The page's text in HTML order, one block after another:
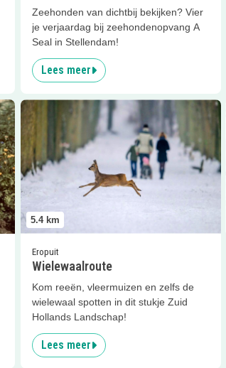
Zeehonden van dichtbij bekijken? Vier
je verjaardag bij zeehondenopvang A
Seal in Stellendam!
Lees meer
5.4 km
Eropuit
Wielewaalroute
Kom reeën, vleermuizen en zelfs de
wielewaal spotten in dit stukje Zuid
Hollands Landschap!
Lees meer
Lees meer Wielewaalroute